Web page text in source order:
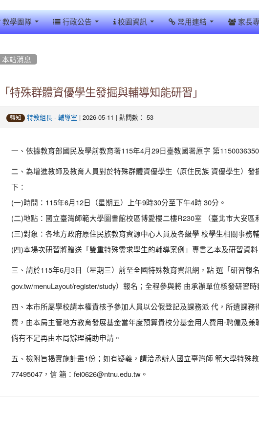
教學團隊 行政公告 校園資訊 常用連結 家長
本站消息
「特殊群體資優學生發掘與輔導知能研習」
轉知 特教組長- 輔導室 | 2026-05-11 | 點閱數： 53
一、依據教育部國民及學前教育署115年4月29日臺教國署原字 第
二、為增進教師及教育人員對於特殊群體資優學生（原住民族 資優學生）
下：
(一)時間：115年6月12日（星期五）上午9時30分至下午4時 30分。
(二)地點：國立臺灣師範大學圖書館校區博愛樓二樓R230室 （臺北市大安區
(三)對象：各地方政府原住民族教育資源中心人員及各級學 校學生相關事務
(四)本場次研習將贈送「雙重特殊需求學生的輔導案例」專書乙本及研習資料
三、請於115年6月3日（星期三）前至全國特殊教育資訊網，點 選「研習報
gov.tw/menuLayout/register/study）報名；全程參與將 由承辦單位核發研習時
四、本市所屬學校請本權責核予參加人員以公假登記及課務派 代，所遺課
費，由本局主管地方教育發展基金當年度預算貴校分基金用人費用-聘僱及兼
倘有不足再由本局辦理補助申請。
五、檢附旨揭實施計畫1份；如有疑義，請洽承辦人國立臺灣師 範大學特殊
77495047，信 箱：fei0626@ntnu.edu.tw。